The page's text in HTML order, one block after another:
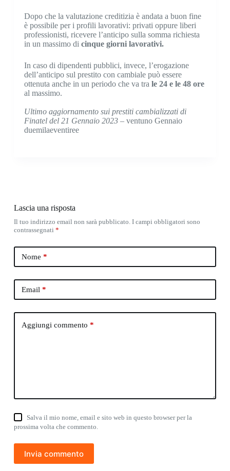
Dopo che la valutazione creditizia è andata a buon fine
è possibile per i profili lavorativi: privati oppure liberi
professionisti, ricevere l’anticipo sulla somma richiesta
in un massimo di cinque giorni lavorativi.
In caso di dipendenti pubblici, invece, l’erogazione
dell’anticipo sul prestito con cambiale può essere
ottenuta anche in un periodo che va tra le 24 e le 48 ore
al massimo.
Ultimo aggiornamento sui prestiti cambializzati di
Finatel del 21 Gennaio 2023– ventuno Gennaio
duemilaeventiree
Lascia una risposta
Il tuo indirizzo email non sarà pubblicato. I campi obbligatori sono
contrassegnati *
Nome *
Email *
Aggiungi commento *
Salva il mio nome, email e sito web in questo browser per la
prossima volta che commento.
Invia commento